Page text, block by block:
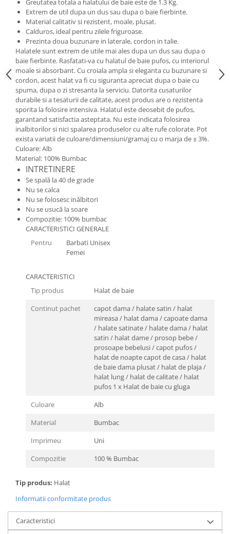
Cadouri pentru Doctori
Cadouri pentru Sfânta Maria
Martisoare
Greutatea totala a halatului de baie este de 1.3 Kg.
Extrem de util dupa un dus sau dupa o baie fierbinte.
Material calitativ si rezistent, moale, plusat.
Calduros, ideal pentru zilele friguroase.
Prezinta doua buzunare in laterale, cordon in talie.
Halatele sunt extrem de utile mai ales dupa un dus sau dupa o
baie fierbinte. Rasfatati-va cu halatul de baie pufos, cu interiorul
moale si absorbant. Cu croiala ampla si eleganta cu buzunare si
cordon, acest halat va fi cu siguranta apreciat dupa o baie cu
spuma, dupa o zi stresanta la serviciu. Datorita cusaturilor
durabile si a tesaturii de calitate, acest produs are o rezistenta
sporita la folosire intensiva. Halatul este deosebit de pufos,
garantand satisfactia asteptata. Nu este indicata folosirea
inalbitorilor si nici spalarea produselor cu alte rufe colorate. Pot
exista variatii de culoare/dimensiuni/gramaj cu o marja de ± 3%.
Culoare: Alb
Material: 100% Bumbac
INTRETINERE
Se spală la 40 de grade
Nu se calca
Nu se folosesc inălbitori
Nu se usucă la soare
Compozitie: 100% bumbac
CARACTERISTICI GENERALE
Pentru
Barbati Unisex
Femei
CARACTERISTICI
Tip produs
Halat de baie
Continut pachet
capot dama / halate satin / halat
mireasa / halat dama / capoate dama
/ halate satinate / halate dama / halat
satin / halat dame / prosop bebe /
prosoape bebelusi / capot pufos /
halat de noapte capot de casa / halat
de baie dama plusat / halat de plaja /
halat lung / halat de calitate / halat
pufos 1 x Halat de baie cu gluga
Culoare
Alb
Material
Bumbac
Imprimeu
Uni
Compozitie
100 % Bumbac
Tip produs: Halat
Informatii conformitate produs
Caracteristici